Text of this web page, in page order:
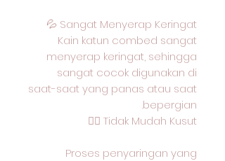
Sangat Menyerap Keringat 💦
Kain katun combed sangat
menyerap keringat, sehingga
sangat cocok digunakan di
saat-saat yang panas atau saat
bepergian.
Tidak Mudah Kusut 🙅‍♂️
Proses penyaringan yang